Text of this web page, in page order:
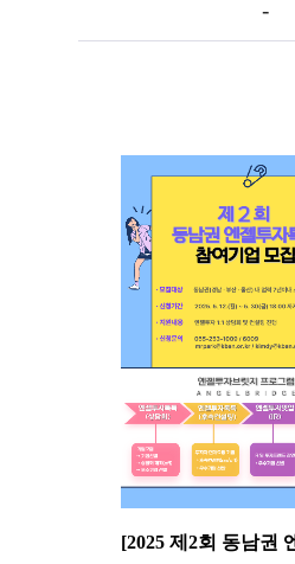
-
[2025 제2회 동남권